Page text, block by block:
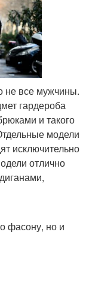
не все мужчины.
гардероба
и такого
модели
исключительно
отлично
фасону, но и